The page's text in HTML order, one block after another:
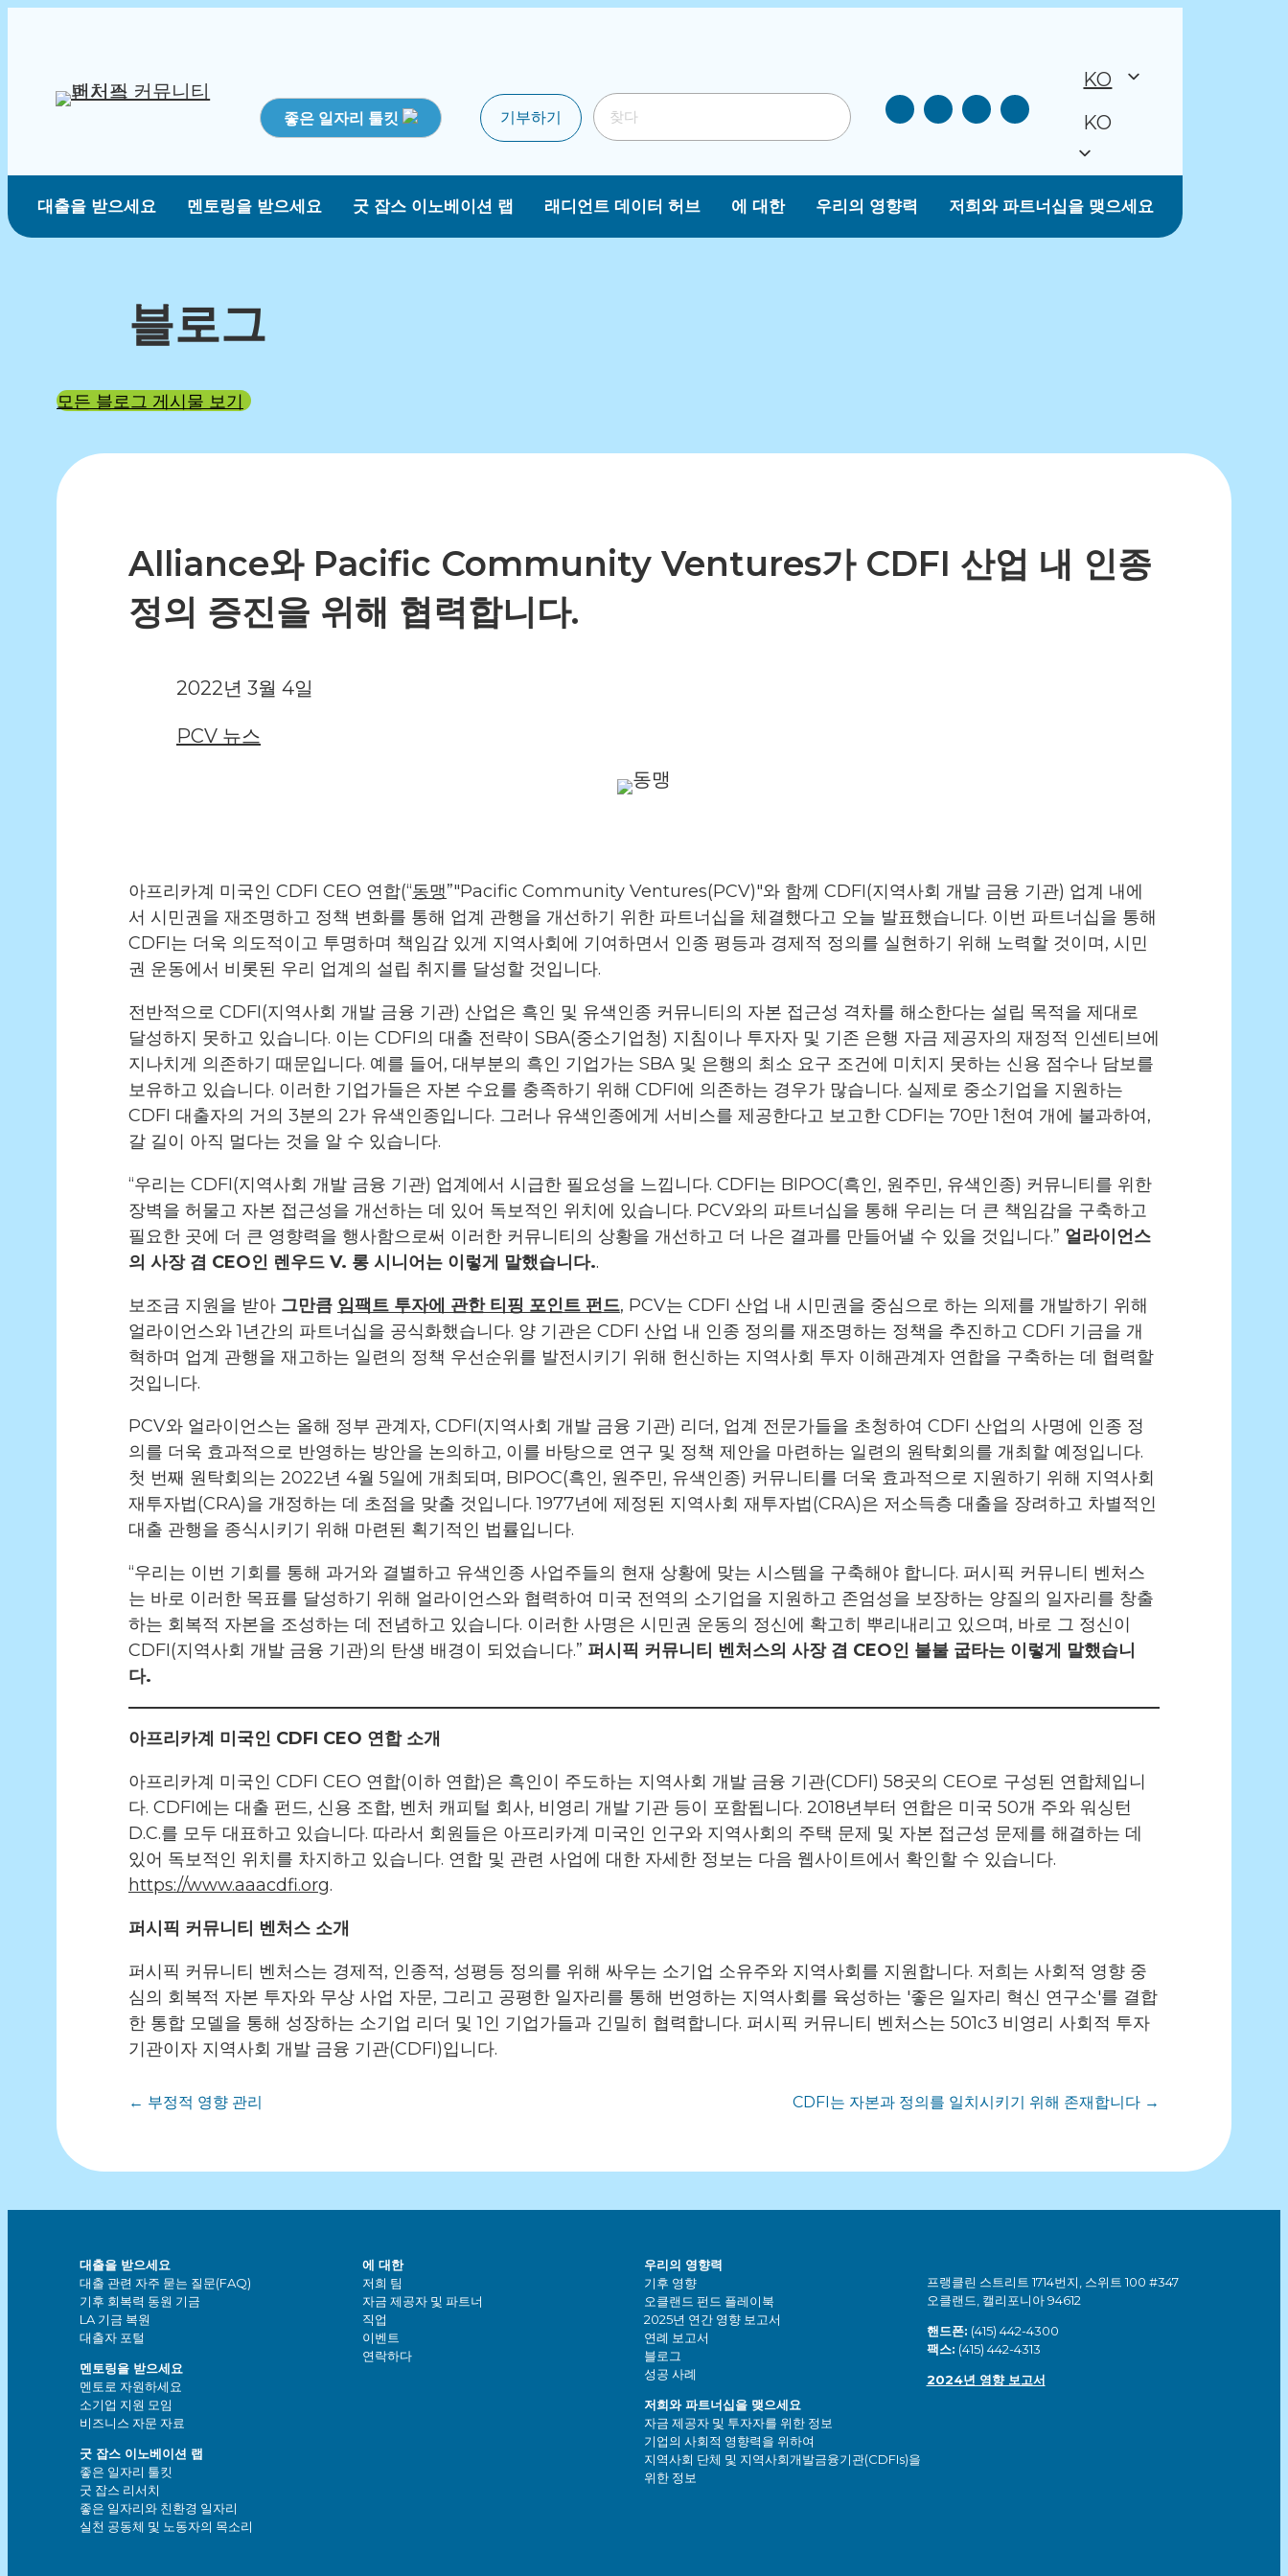
좋은 일자리 툴킷 기부하기
KO
KO
대출을 받으세요 멘토링을 받으세요 굿 잡스 이노베이션 랩 래디언트 데이터 허브 에 대한 우리의 영향력 저희와 파트너십을 맺으세요
블로그
모든 블로그 게시물 보기
Alliance와 Pacific Community Ventures가 CDFI 산업 내 인종
정의 증진을 위해 협력합니다.
2022년 3월 4일
PCV 뉴스
아프리카계 미국인 CDFI CEO 연합(“동맹”"Pacific Community Ventures(PCV)"와 함께 CDFI(지역사회 개발 금융 기관) 업계 내에
서 시민권을 재조명하고 정책 변화를 통해 업계 관행을 개선하기 위한 파트너십을 체결했다고 오늘 발표했습니다. 이번 파트너십을 통해
CDFI는 더욱 의도적이고 투명하며 책임감 있게 지역사회에 기여하면서 인종 평등과 경제적 정의를 실현하기 위해 노력할 것이며, 시민
권 운동에서 비롯된 우리 업계의 설립 취지를 달성할 것입니다.
전반적으로 CDFI(지역사회 개발 금융 기관) 산업은 흑인 및 유색인종 커뮤니티의 자본 접근성 격차를 해소한다는 설립 목적을 제대로
달성하지 못하고 있습니다. 이는 CDFI의 대출 전략이 SBA(중소기업청) 지침이나 투자자 및 기존 은행 자금 제공자의 재정적 인센티브에
지나치게 의존하기 때문입니다. 예를 들어, 대부분의 흑인 기업가는 SBA 및 은행의 최소 요구 조건에 미치지 못하는 신용 점수나 담보를
보유하고 있습니다. 이러한 기업가들은 자본 수요를 충족하기 위해 CDFI에 의존하는 경우가 많습니다. 실제로 중소기업을 지원하는
CDFI 대출자의 거의 3분의 2가 유색인종입니다. 그러나 유색인종에게 서비스를 제공한다고 보고한 CDFI는 70만 1천여 개에 불과하여,
갈 길이 아직 멀다는 것을 알 수 있습니다.
“우리는 CDFI(지역사회 개발 금융 기관) 업계에서 시급한 필요성을 느낍니다. CDFI는 BIPOC(흑인, 원주민, 유색인종) 커뮤니티를 위한
장벽을 허물고 자본 접근성을 개선하는 데 있어 독보적인 위치에 있습니다. PCV와의 파트너십을 통해 우리는 더 큰 책임감을 구축하고
필요한 곳에 더 큰 영향력을 행사함으로써 이러한 커뮤니티의 상황을 개선하고 더 나은 결과를 만들어낼 수 있을 것입니다.” 얼라이언스
의 사장 겸 CEO인 렌우드 V. 롱 시니어는 이렇게 말했습니다..
보조금 지원을 받아 그만큼 임팩트 투자에 관한 티핑 포인트 펀드, PCV는 CDFI 산업 내 시민권을 중심으로 하는 의제를 개발하기 위해
얼라이언스와 1년간의 파트너십을 공식화했습니다. 양 기관은 CDFI 산업 내 인종 정의를 재조명하는 정책을 추진하고 CDFI 기금을 개
혁하며 업계 관행을 재고하는 일련의 정책 우선순위를 발전시키기 위해 헌신하는 지역사회 투자 이해관계자 연합을 구축하는 데 협력할
것입니다.
PCV와 얼라이언스는 올해 정부 관계자, CDFI(지역사회 개발 금융 기관) 리더, 업계 전문가들을 초청하여 CDFI 산업의 사명에 인종 정
의를 더욱 효과적으로 반영하는 방안을 논의하고, 이를 바탕으로 연구 및 정책 제안을 마련하는 일련의 원탁회의를 개최할 예정입니다.
첫 번째 원탁회의는 2022년 4월 5일에 개최되며, BIPOC(흑인, 원주민, 유색인종) 커뮤니티를 더욱 효과적으로 지원하기 위해 지역사회
재투자법(CRA)을 개정하는 데 초점을 맞출 것입니다. 1977년에 제정된 지역사회 재투자법(CRA)은 저소득층 대출을 장려하고 차별적인
대출 관행을 종식시키기 위해 마련된 획기적인 법률입니다.
“우리는 이번 기회를 통해 과거와 결별하고 유색인종 사업주들의 현재 상황에 맞는 시스템을 구축해야 합니다. 퍼시픽 커뮤니티 벤처스
는 바로 이러한 목표를 달성하기 위해 얼라이언스와 협력하여 미국 전역의 소기업을 지원하고 존엄성을 보장하는 양질의 일자리를 창출
하는 회복적 자본을 조성하는 데 전념하고 있습니다. 이러한 사명은 시민권 운동의 정신에 확고히 뿌리내리고 있으며, 바로 그 정신이
CDFI(지역사회 개발 금융 기관)의 탄생 배경이 되었습니다.” 퍼시픽 커뮤니티 벤처스의 사장 겸 CEO인 불불 굽타는 이렇게 말했습니
다.
아프리카계 미국인 CDFI CEO 연합 소개
아프리카계 미국인 CDFI CEO 연합(이하 연합)은 흑인이 주도하는 지역사회 개발 금융 기관(CDFI) 58곳의 CEO로 구성된 연합체입니
다. CDFI에는 대출 펀드, 신용 조합, 벤처 캐피털 회사, 비영리 개발 기관 등이 포함됩니다. 2018년부터 연합은 미국 50개 주와 워싱턴
D.C.를 모두 대표하고 있습니다. 따라서 회원들은 아프리카계 미국인 인구와 지역사회의 주택 문제 및 자본 접근성 문제를 해결하는 데
있어 독보적인 위치를 차지하고 있습니다. 연합 및 관련 사업에 대한 자세한 정보는 다음 웹사이트에서 확인할 수 있습니다.
https://www.aaacdfi.org.
퍼시픽 커뮤니티 벤처스 소개
퍼시픽 커뮤니티 벤처스는 경제적, 인종적, 성평등 정의를 위해 싸우는 소기업 소유주와 지역사회를 지원합니다. 저희는 사회적 영향 중
심의 회복적 자본 투자와 무상 사업 자문, 그리고 공평한 일자리를 통해 번영하는 지역사회를 육성하는 '좋은 일자리 혁신 연구소'를 결합
한 통합 모델을 통해 성장하는 소기업 리더 및 1인 기업가들과 긴밀히 협력합니다. 퍼시픽 커뮤니티 벤처스는 501c3 비영리 사회적 투자
기관이자 지역사회 개발 금융 기관(CDFI)입니다.
게
시
물
탐
색
← 부정적 영향 관리 CDFI는 자본과 정의를 일치시키기 위해 존재합니다 →
대출을 받으세요
대출 관련 자주 묻는 질문(FAQ)
기후 회복력 동원 기금
LA 기금 복원
대출자 포털
멘토링을 받으세요
멘토로 자원하세요
소기업 지원 모임
비즈니스 자문 자료
굿 잡스 이노베이션 랩
좋은 일자리 툴킷
굿 잡스 리서치
좋은 일자리와 친환경 일자리
실천 공동체 및 노동자의 목소리
에 대한
저희 팀
자금 제공자 및 파트너
직업
이벤트
연락하다
우리의 영향력
기후 영향
오클랜드 펀드 플레이북
2025년 연간 영향 보고서
연례 보고서
블로그
성공 사례
저희와 파트너십을 맺으세요
자금 제공자 및 투자자를 위한 정보
기업의 사회적 영향력을 위하여
지역사회 단체 및 지역사회개발금융기관(CDFIs)을
위한 정보
프랭클린 스트리트 1714번지, 스위트 100 #347
오클랜드, 캘리포니아 94612
핸드폰: (415) 442-4300
팩스: (415) 442-4313
2024년 영향 보고서